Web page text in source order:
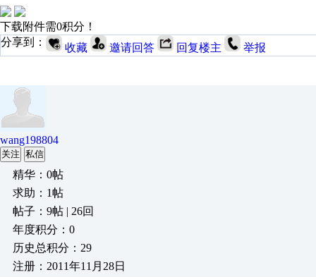
下载附件需0积分！
分享到：
收藏 邀请回答 回复楼主 举报
wang198804
关注 私信
精华：0帖
求助：1帖
帖子：9帖 | 26回
年度积分：0
历史总积分：29
注册：2011年11月28日